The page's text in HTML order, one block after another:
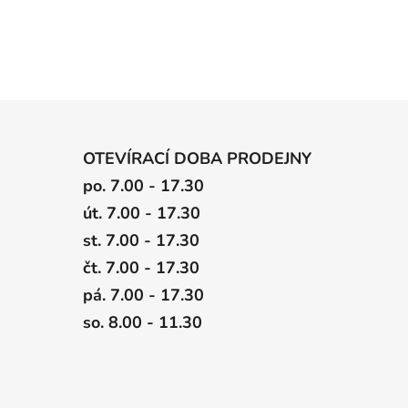
OTEVÍRACÍ DOBA PRODEJNY
po. 7.00 - 17.30
út. 7.00 - 17.30
st. 7.00 - 17.30
čt. 7.00 - 17.30
pá. 7.00 - 17.30
so. 8.00 - 11.30